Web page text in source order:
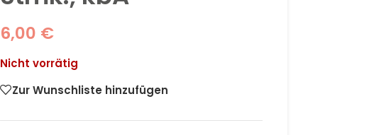
6,00 €
Nicht vorrätig
Zur Wunschliste hinzufügen